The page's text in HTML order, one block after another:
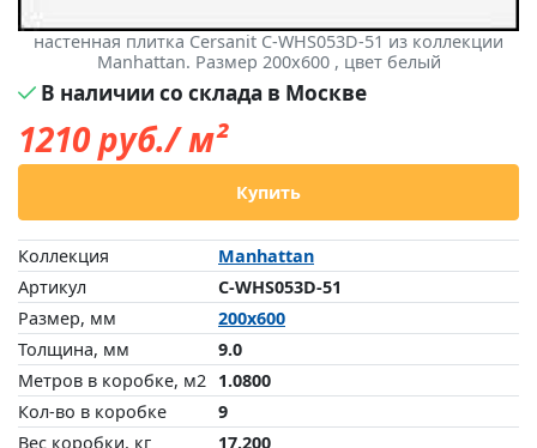
настенная плитка Cersanit C-WHS053D-51 из коллекции
Manhattan. Размер 200x600 , цвет белый
В наличии со склада в Москве
1210руб./ м²
Купить
Коллекция
Manhattan
Артикул
C-WHS053D-51
Размер, мм
200x600
Толщина, мм
9.0
Метров в коробке, м2 1.0800
Кол-во в коробке
9
Вес коробки, кг
17.200